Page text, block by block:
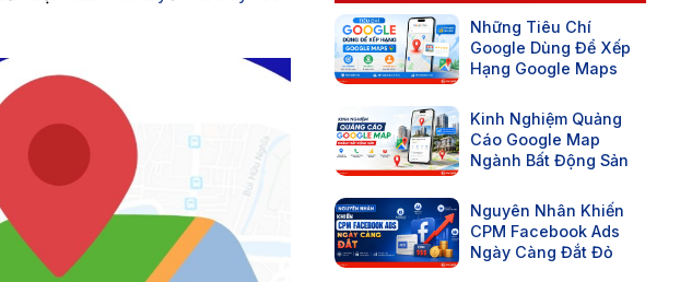
Những Tiêu Chí
Google Dùng Để Xếp
Hạng Google Maps
Kinh Nghiệm Quảng
Cáo Google Map
Ngành Bất Động Sản
Nguyên Nhân Khiến
CPM Facebook Ads
Ngày Càng Đắt Đỏ